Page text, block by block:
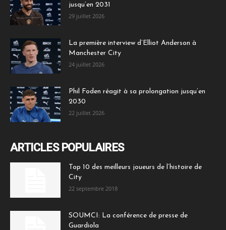
jusqu’en 2031
29 juillet 2026
La première interview d’Elliot Anderson à
Manchester City
24 juillet 2026
Phil Foden réagit à sa prolongation jusqu’en
2030
22 juillet 2026
ARTICLES POPULAIRES
Top 10 des meilleurs joueurs de l’histoire de
City
22 septembre 2018
SOUMCI: La conférence de presse de
Guardiola